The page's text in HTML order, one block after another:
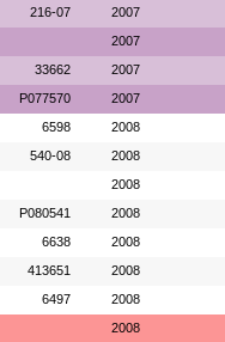
216-07 2007
2007
33662 2007
P077570 2007
6598 2008
540-08 2008
2008
P080541 2008
6638 2008
413651 2008
6497 2008
2008